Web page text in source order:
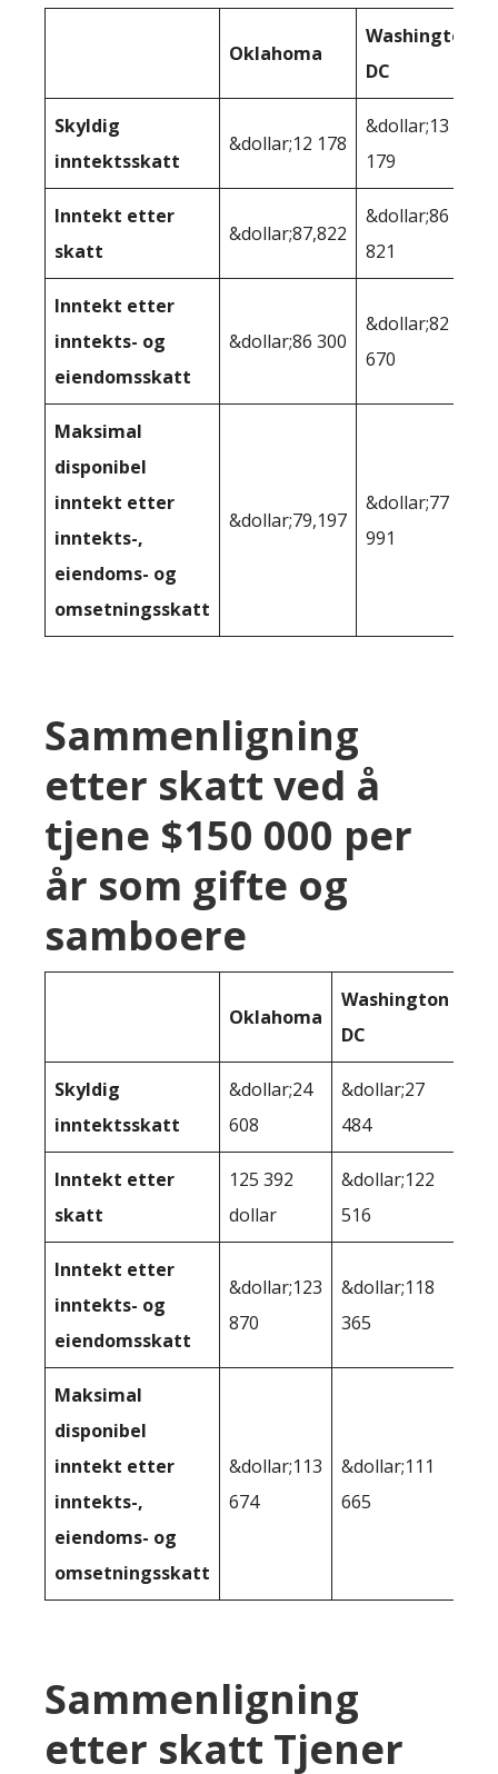
Oklahoma
Washington
DC
Skyldig
inntektsskatt
&dollar;12 178
&dollar;13
179
Inntekt etter
skatt
&dollar;87,822
&dollar;86
821
Inntekt etter
inntekts- og
eiendomsskatt
&dollar;86 300
&dollar;82
670
Maksimal
disponibel
inntekt etter
inntekts-,
eiendoms- og
omsetningsskatt
&dollar;79,197
&dollar;77
991
Sammenligning
etter skatt ved å
tjene $150 000 per
år som gifte og
samboere
Oklahoma
Washington
DC
Skyldig
inntektsskatt
&dollar;24
608
&dollar;27
484
Inntekt etter
skatt
125 392
dollar
&dollar;122
516
Inntekt etter
inntekts- og
eiendomsskatt
&dollar;123
870
&dollar;118
365
Maksimal
disponibel
inntekt etter
inntekts-,
eiendoms- og
omsetningsskatt
&dollar;113
674
&dollar;111
665
Sammenligning
etter skatt Tjener